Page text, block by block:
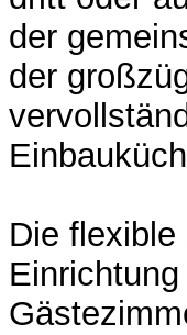
der
der
Die